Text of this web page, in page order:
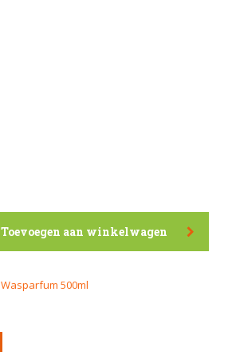
Toevoegen aan winkelwagen
Wasparfum 500ml